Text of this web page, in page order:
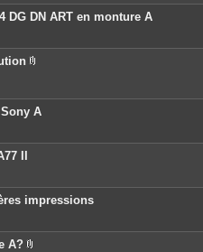
DG DN ART en monture A
c
e
o
e
s
A
II
impressions
A?